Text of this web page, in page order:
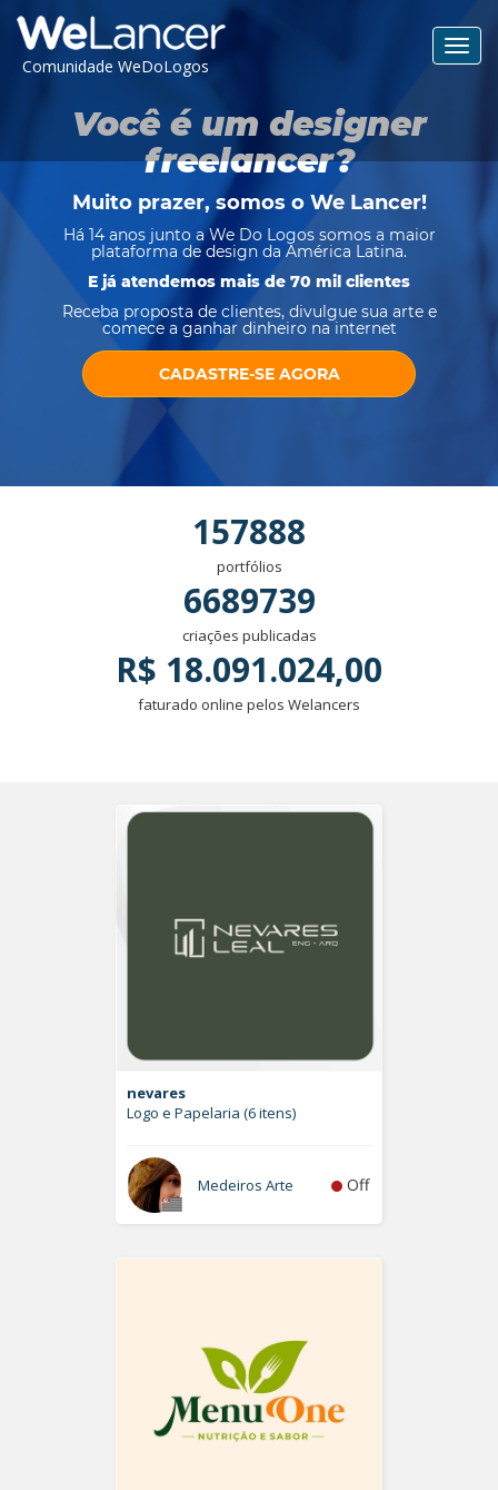
Comunidade WeDoLogos
Você é um designer
freelancer?
Muito prazer, somos o We Lancer!
Há 14 anos junto a We Do Logos somos a maior
plataforma de design da América Latina.
E já atendemos mais de 70 mil clientes
Receba proposta de clientes, divulgue sua arte e
comece a ganhar dinheiro na internet
CADASTRE-SE AGORA
157888
portfólios
6689739
criações publicadas
R$ 18.091.024,00
faturado online pelos Welancers
nevares
Logo e Papelaria (6 itens)
Medeiros Arte Off